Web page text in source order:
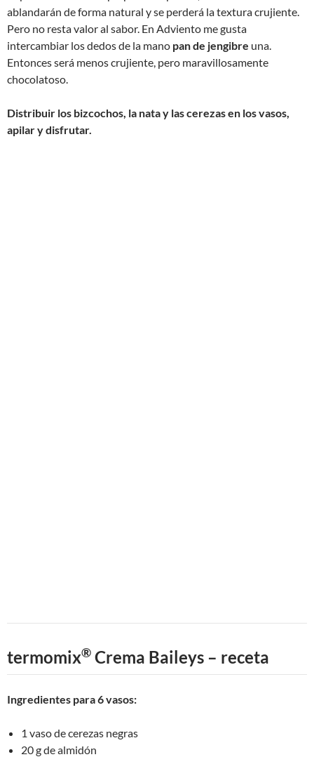
ablandarán de forma natural y se perderá la textura crujiente.
Pero no resta valor al sabor. En Adviento me gusta
intercambiar los dedos de la mano pan de jengibre una.
Entonces será menos crujiente, pero maravillosamente
chocolatoso.
Distribuir los bizcochos, la nata y las cerezas en los vasos,
apilar y disfrutar.
termomix® Crema Baileys – receta
Ingredientes para 6 vasos:
1 vaso de cerezas negras
20 g de almidón